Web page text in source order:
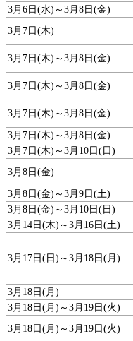
3月6日(水)～3月8日(金)
3月7日(木)
3月7日(木)～3月8日(金)
3月7日(木)～3月8日(金)
3月7日(木)～3月8日(金)
3月7日(木)～3月8日(金)
3月7日(木)～3月10日(日)
3月8日(金)
3月8日(金)～3月9日(土)
3月8日(金)～3月10日(日)
3月14日(木)～3月16日(土)
3月17日(日)～3月18日(月)
3月18日(月)
3月18日(月)～3月19日(火)
3月18日(月)～3月19日(火)